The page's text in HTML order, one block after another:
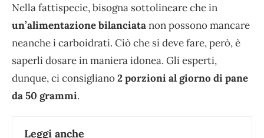
Nella fattispecie, bisogna sottolineare che in
un’alimentazione bilanciatanon possono mancare
neanchei carboidrati. Ciò che si deve fare, però, è
saperli dosare in maniera idonea. Gli esperti,
dunque, ci consigliano2 porzioni al giorno di pane
da 50 grammi.
Leggi anche